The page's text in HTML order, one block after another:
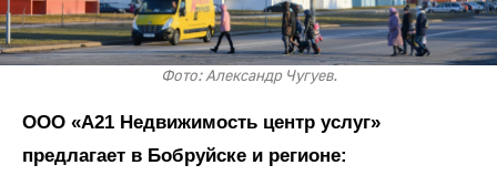
Фото: Александр Чугуев.
ООО «А21 Недвижимость центр услуг»
предлагает в Бобруйске и регионе: